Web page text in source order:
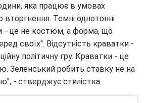
яка працює в умовах
Темні однотонні
- це не костюм, а форма, що
своїх". Відсутність краватки -
політичну гру. Краватки - це
Зеленський робить ставку не на
- стверджує стилістка.